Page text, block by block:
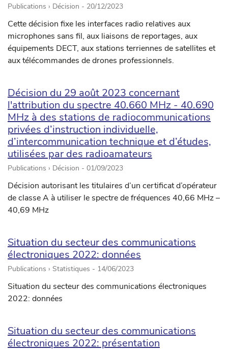
Publications › Décision - 20/12/2023
Cette décision fixe les interfaces radio relatives aux
microphones sans fil, aux liaisons de reportages, aux
équipements DECT, aux stations terriennes de satellites et
aux télécommandes de drones professionnels.
Décision du 29 août 2023 concernant
l'attribution du spectre 40.660 MHz - 40.690
MHz à des stations de radiocommunications
privées d’instruction individuelle,
d’intercommunication technique et d’études,
utilisées par des radioamateurs
Publications › Décision - 01/09/2023
Décision autorisant les titulaires d’un certificat d’opérateur
de classe A à utiliser le spectre de fréquences 40,66 MHz –
40,69 MHz
Situation du secteur des communications
électroniques 2022: données
Publications › Statistiques - 14/06/2023
Situation du secteur des communications électroniques
2022: données
Situation du secteur des communications
électroniques 2022: présentation